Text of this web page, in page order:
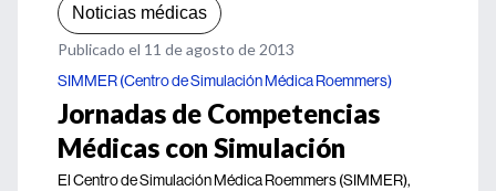
Noticias médicas
Publicado el 11 de agosto de 2013
SIMMER (Centro de Simulación Médica Roemmers)
Jornadas de Competencias
Médicas con Simulación
El Centro de Simulación Médica Roemmers (SIMMER),